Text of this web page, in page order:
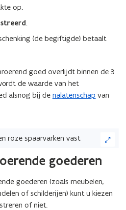
op.
.
(de begiftigde) betaalt
goed overlijdt binnen de 3
de waarde van het
alsnog bij de nalatenschap van
goederen
goederen (zoals meubelen,
of schilderijen) kunt u kiezen
of niet.